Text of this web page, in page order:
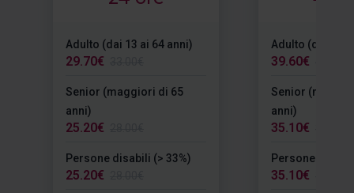
Adulto (dai 13 ai 64 anni)
29.70€
Senior (maggiori di 65
anni)
25.20€
Persone disabili (> 33%)
25.20€
Adulto (dai 13
39.60€
Senior
anni)
35.10€
Persone
35.10€